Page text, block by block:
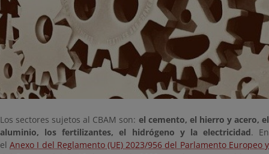
Los sectores sujetos al CBAM son: el cemento, el hierro y acero, el
aluminio, los fertilizantes, el hidrógeno y la electricidad. En
elAnexo I del Reglamento (UE) 2023/956 del Parlamento Europeo y